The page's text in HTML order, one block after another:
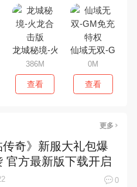
神器
龙城秘境-火龙合击版
386M
查看
仙域无双-GM免
0M
查看
更多
传奇》新服大礼包爆
官方最新版下载开启
0